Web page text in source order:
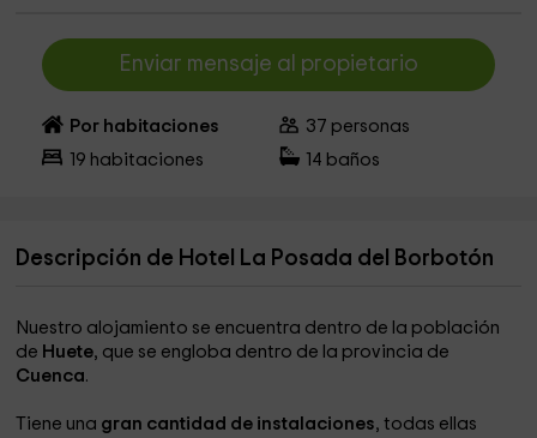
Enviar mensaje al propietario
Por habitaciones 37 personas
19 habitaciones 14 baños
Descripción de Hotel La Posada del Borbotón
Nuestro alojamiento se encuentra dentro de la población
de Huete, que se engloba dentro de la provincia de
Cuenca.
Tiene una gran cantidad de instalaciones, todas ellas